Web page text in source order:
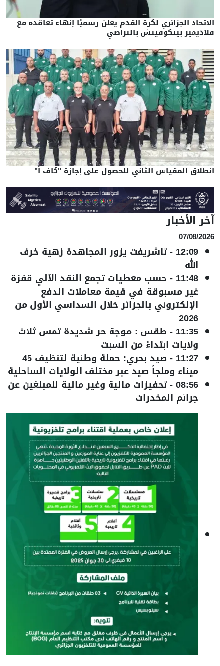
الاتحاد الجزائري لكرة القدم يعلن رسميًا إنهاء تعاقده مع
فلاديمير بيتكوفيتش بالتراضي
انطلاق المقياس الثاني للحصول على إجازة "كاف أ"
آخر الأخبار
07/08/2026
12:09
-تاشريفت يزور المجاهدة زهية خرف
الله
11:48
- حسب معطيات تجمع النقد الآلي قفزة
غير مسبوقة في قيمة معاملات الدفع
الإلكتروني بالجزائر خلال السداسي الأول من
2026
11:35
- طقس : موجة حر شديدة تمس ثلاث
ولايات ابتداءً من السبت
11:27
- صيد بحري: حملة وطنية لتنظيف 45
ميناء وملجأ صيد عبر مختلف الولايات الساحلية
08:56
-تحفيزات مالية وغير مالية للمبلغين عن
جرائم المخدرات